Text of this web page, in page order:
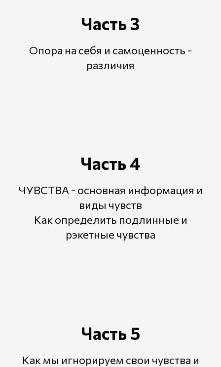
Часть 3
Опора на себя и самоценность -
различия
Часть 4
ЧУВСТВА - основная информация и
виды чувств
Как определить подлинные и
рэкетные чувства
Часть 5
Как мы игнорируем свои чувства и